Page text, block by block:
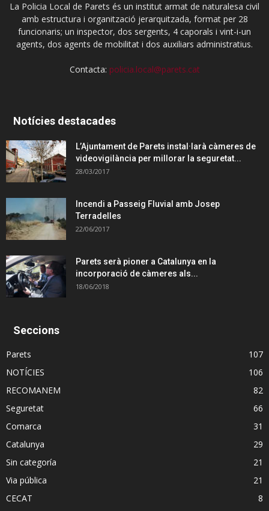
La Policia Local de Parets és un institut armat de naturalesa civil
amb estructura i organització jerarquitzada, format per 28
funcionaris; un inspector, dos sergents, 4 caporals i vint-i-un
agents, dos agents de mobilitat i dos auxiliars administratius.
Contacta: policia.local@parets.cat
Notícies destacades
L’Ajuntament de Parets instal·larà càmeres de
videovigilància per millorar la seguretat...
28/03/2017
Incendi a Passeig Fluvial amb Josep
Terradelles
22/06/2017
Parets serà pioner a Catalunya en la
incorporació de càmeres als...
18/06/2018
Seccions
Parets
107
NOTÍCIES
106
RECOMANEM
82
Seguretat
66
Comarca
31
Catalunya
29
Sin categoría
21
Via pública
21
CECAT
8